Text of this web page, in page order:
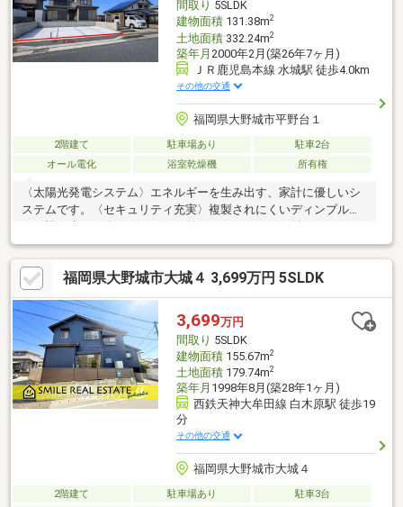
パックプランございます！お気軽にお問い合わせください！
間取り 5SLDK
建物面積131.38m2
土地面積332.24m2
築年月 2000年2月(築26年7ヶ月)
ＪＲ鹿児島本線 水城駅 徒歩4.0km
その他の交通
福岡県大野城市平野台１
2階建て 駐車場あり
駐車2台
オール電化
浴室乾燥機 所有権
〈太陽光発電システム〉エネルギーを生み出す、家計に優しいシ
ステムです。〈セキュリティ充実〉複製されにくいディンプルキ
安心して生活いただけます。〈お庭〉グリーンが鮮やかなお庭で
す。写真をご覧ください♪〈カウンターキッチン〉リビングの様子
を見守りながら家事をすることができます。〈充実の周辺環境♪〉
くぼ歯科クリニックこども歯科クリニックまで徒歩３分♪MrMax春
日店まで車で７分♪アクロスモール春日まで車で１０分♪大野城牛
頸郵便局まで車で５分♪
福岡県大野城市大城４ 3,699万円 5SLDK
3,699万円
間取り 5SLDK
建物面積155.67m2
土地面積179.74m2
築年月 1998年8月(築28年1ヶ月)
西鉄天神大牟田線 白木原駅 徒歩19
分
その他の交通
福岡県大野城市大城４
2階建て 駐車場あり
駐車3台